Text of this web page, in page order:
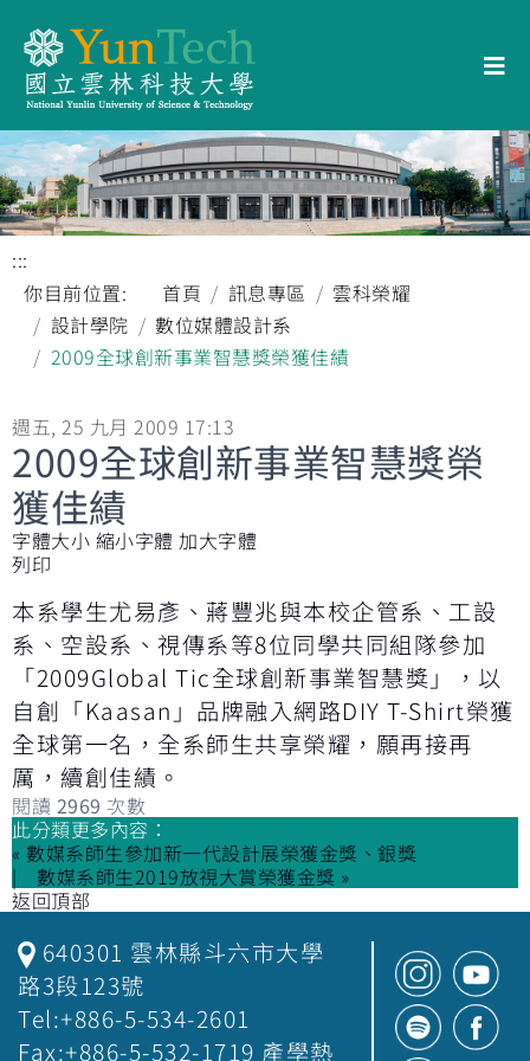
:::
你目前位置:
首頁 訊息專區
雲科榮耀
設計學院
數位媒體設計系
2009全球創新事業智慧獎榮獲佳績
週五, 25 九月 2009 17:13
2009全球創新事業智慧獎榮
獲佳績
字體大小 縮小字體 加大字體
列印
本系學生尤易彥、蔣豐兆與本校企管系、工設
系、空設系、視傳系等8位同學共同組隊參加
「2009Global Tic全球創新事業智慧獎」，以
自創「Kaasan」品牌融入網路DIY T-Shirt榮獲
全球第一名，全系師生共享榮耀，願再接再
厲，續創佳績。
閱讀 2969 次數
此分類更多內容：
« 數媒系師生參加新一代設計展榮獲金獎、銀獎
數媒系師生2019放視大賞榮獲金獎 »
返回頂部
640301 雲林縣斗六市大學
路3段123號
Tel:+886-5-534-2601
Fax:+886-5-532-1719 產學熱